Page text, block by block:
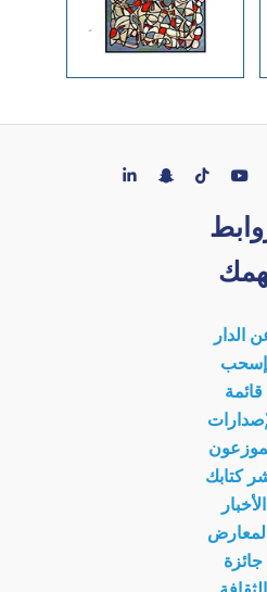
الدار
إسحب
قائمة
كتابك
الأخبار
جائزة